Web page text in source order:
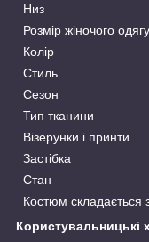
Низ
Розмір жіночого
Колір
Стиль
Сезон
Тип тканини
Візерунки і принти
Застібка
Стан
Костюм складається
Користувальницькі